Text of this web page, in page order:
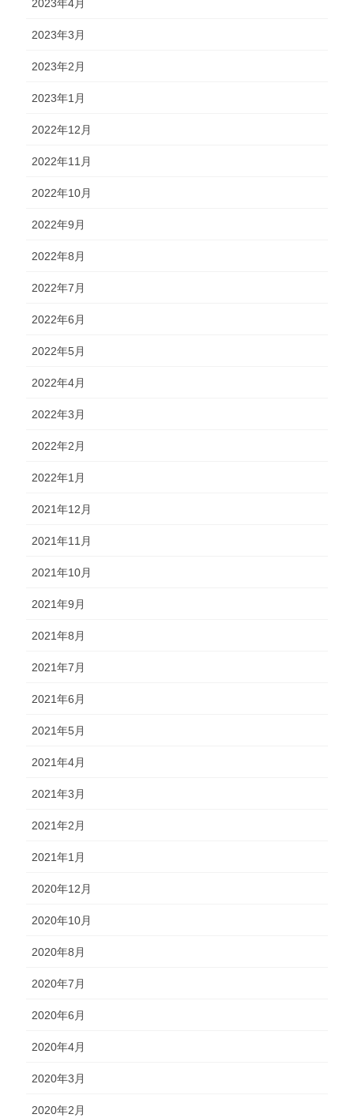
2023年4月
2023年3月
2023年2月
2023年1月
2022年12月
2022年11月
2022年10月
2022年9月
2022年8月
2022年7月
2022年6月
2022年5月
2022年4月
2022年3月
2022年2月
2022年1月
2021年12月
2021年11月
2021年10月
2021年9月
2021年8月
2021年7月
2021年6月
2021年5月
2021年4月
2021年3月
2021年2月
2021年1月
2020年12月
2020年10月
2020年8月
2020年7月
2020年6月
2020年4月
2020年3月
2020年2月